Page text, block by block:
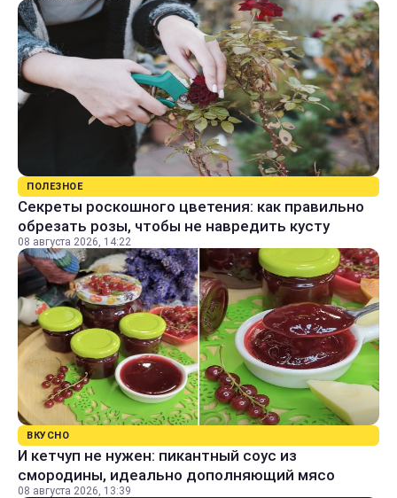
ПОЛЕЗНОЕ
Секреты роскошного цветения: как правильно
обрезать розы, чтобы не навредить кусту
08 августа 2026, 14:22
ВКУСНО
И кетчуп не нужен: пикантный соус из
смородины, идеально дополняющий мясо
08 августа 2026, 13:39